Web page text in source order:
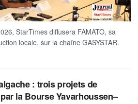
StarTimes diffusera FAMATO, sa
locale, sur la chaîne GASYSTAR.
: trois projets de
la Bourse Yavarhoussen–